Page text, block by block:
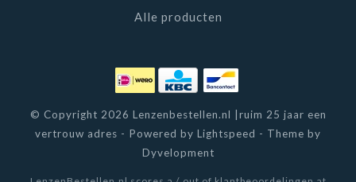
Alle producten
© Copyright 2026 Lenzenbestellen.nl |ruim 25 jaar een
vertrouw adres - Powered by Lightspeed - Theme by
Dyvelopment